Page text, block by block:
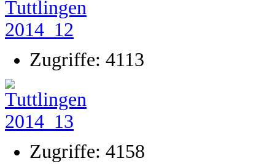
Zugriffe: 4113
Zugriffe: 4158